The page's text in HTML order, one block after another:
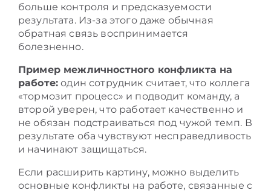
больше контроля и предсказуемости
результата. Из-за этого даже обычная
обратная связь воспринимается
болезненно.
Пример межличностного конфликта на
работе: один сотрудник считает, что коллега
«тормозит процесс» и подводит команду, а
второй уверен, что работает качественно и
не обязан подстраиваться под чужой темп. В
результате оба чувствуют несправедливость
и начинают защищаться.
Если расширить картину, можно выделить
основные конфликты на работе, связанные с